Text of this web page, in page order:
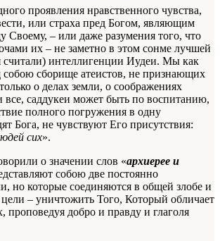
проявления нравственного чувства,
или страха пред Богом, являющим
Своему, – или даже разумения того, что
их – не заметно в этом сонме лучшей
считали) интеллигенции Иудеи. Мы как
собою сборище атеистов, не признающих
о делах земли, о соображениях
все, саддукеи может быть по воспитанию,
полного погружения в одну
Бога, не чувствуют Его присутствия:
сих».
о значении слов «архиерее и
собою две постоянно
но которые соединяются в общей злобе и
цели – уничтожить Того, Который обличает
проповедуя добро и правду и глаголя